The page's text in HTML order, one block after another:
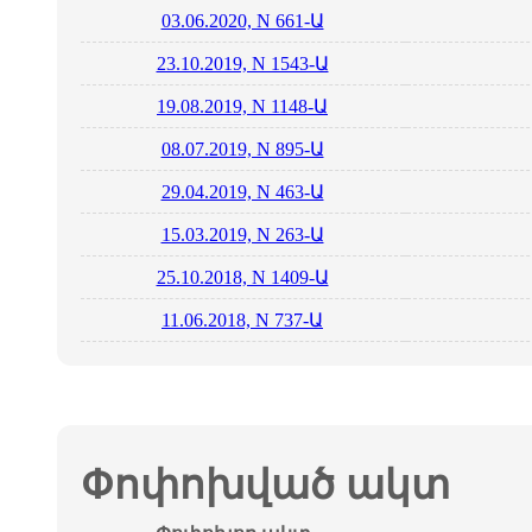
03.06.2020, N 661-Ա
23.10.2019, N 1543-Ա
19.08.2019, N 1148-Ա
08.07.2019, N 895-Ա
29.04.2019, N 463-Ա
15.03.2019, N 263-Ա
25.10.2018, N 1409-Ա
11.06.2018, N 737-Ա
Փոփոխված ակտ